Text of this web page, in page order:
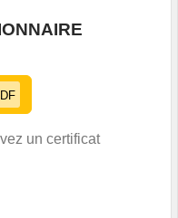
un certificat